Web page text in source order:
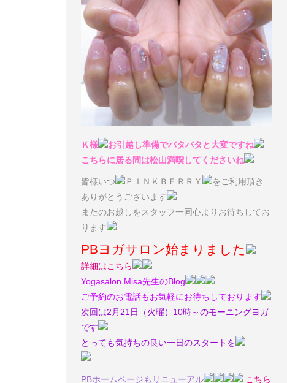
Ｋ様
お引越し準備でバタバタと大変ですね
こちらに居る間は松山満喫してくださいね
皆様いつ ＰＩＮＫＢＥＲＲＹ
をご利用頂き
ありがとうございます
またのお越しをスタッフ一同心よりお待ちしてお
ります
PBヨガサロン始まりました
詳細はこちら
Yogasalon Misa先生のBlog
ご予約のお電話もお気軽にお待ちしております
次回は2月21日（火曜）10時～のモーニングヨガ
です
とっても気持ちの良い一日のスタートを
PBホームページもリニューアル
こちら